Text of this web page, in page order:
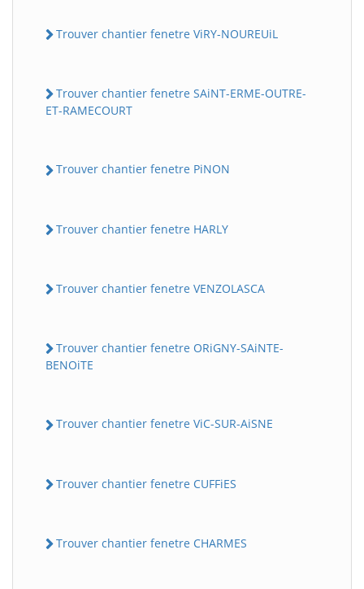
Trouver chantier fenetre ViRY-NOUREUiL
Trouver chantier fenetre SAiNT-ERME-OUTRE-
ET-RAMECOURT
Trouver chantier fenetre PiNON
Trouver chantier fenetre HARLY
Trouver chantier fenetre VENZOLASCA
Trouver chantier fenetre ORiGNY-SAiNTE-
BENOiTE
Trouver chantier fenetre ViC-SUR-AiSNE
Trouver chantier fenetre CUFFiES
Trouver chantier fenetre CHARMES